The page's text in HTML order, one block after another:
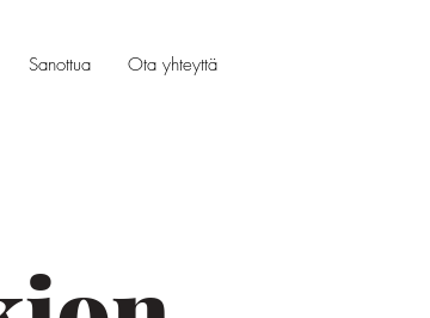
Sanottua Ota yhteyttä